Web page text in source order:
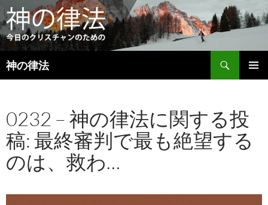
神の律法
検
索
ン
ツ
へ
ス
キ
0232 – 神の律法に関する投
稿: 最終審判で最も絶望する
のは、救わ…